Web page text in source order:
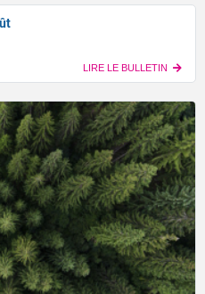
LIRE LE BULLETIN